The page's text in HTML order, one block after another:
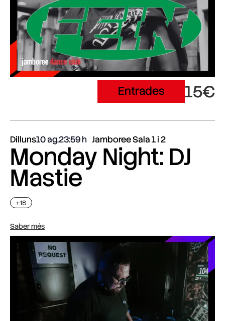
Entrades 15€
Dilluns10 ag.23:59 Jamboree Sala 1 i 2
Monday Night: DJ
Mastie
+18
Saber més